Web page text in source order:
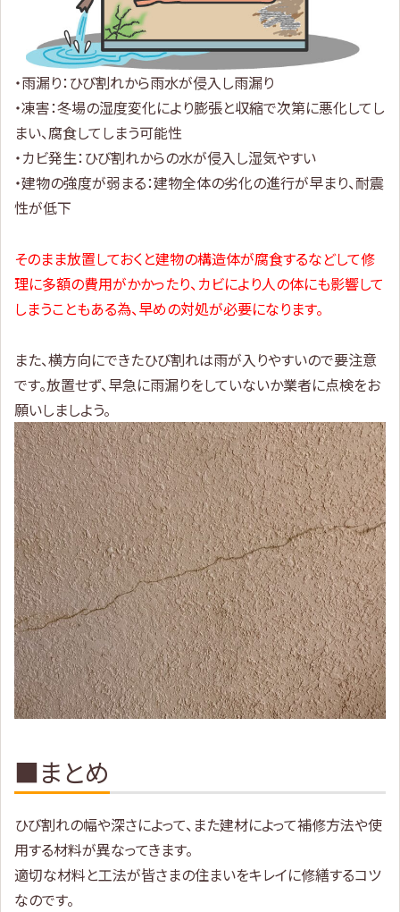
・雨漏り：ひび割れから雨水が侵入し雨漏り
・凍害：冬場の湿度変化により膨張と収縮で次第に悪化してし
まい、腐食してしまう可能性
・カビ発生：ひび割れからの水が侵入し湿気やすい
・建物の強度が弱まる：建物全体の劣化の進行が早まり、耐震
性が低下
そのまま放置しておくと建物の構造体が腐食するなどして修
理に多額の費用がかかったり、カビにより人の体にも影響して
しまうこともある為、早めの対処が必要になります。
また、横方向にできたひび割れは雨が入りやすいので要注意
です。放置せず、早急に雨漏りをしていないか業者に点検をお
願いしましよう。
■まとめ
ひび割れの幅や深さによって、また建材によって補修方法や使
用する材料が異なってきます。
適切な材料と工法が皆さまの住まいをキレイに修繕するコツ
なのです。